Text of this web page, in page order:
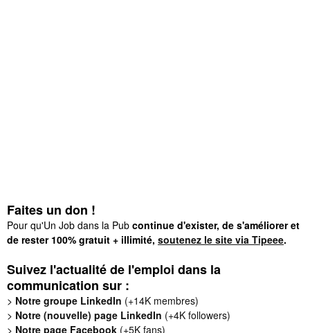
Faites un don !
Pour qu'Un Job dans la Pub continue d'exister, de s'améliorer et
de rester 100% gratuit + illimité, soutenez le site via Tipeee.
Suivez l'actualité de l'emploi dans la
communication sur :
> Notre groupe LinkedIn (+14K membres)
> Notre (nouvelle) page LinkedIn (+4K followers)
> Notre page Facebook (+5K fans)